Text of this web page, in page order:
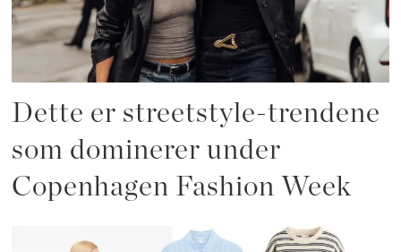
Dette er streetstyle-trendene
som dominerer under
Copenhagen Fashion Week